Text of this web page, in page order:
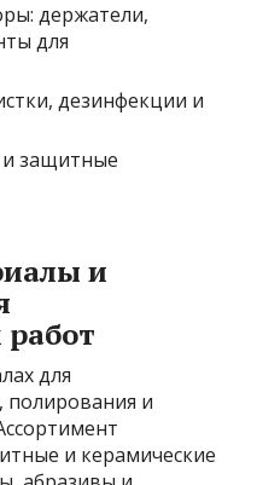
держатели,
для
дезинфекции и
защитные
и
для
полирования и
и керамические